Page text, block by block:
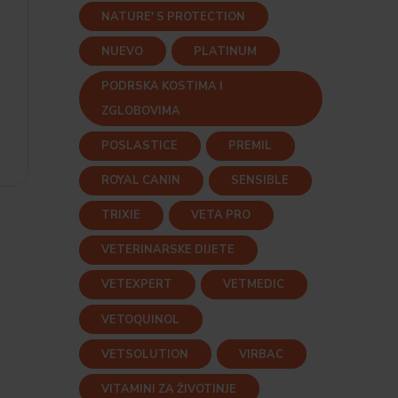
NATURE' S PROTECTION
NUEVO PLATINUM
PODRSKA KOSTIMA I
ZGLOBOVIMA
POSLASTICE PREMIL
ROYAL CANIN SENSIBLE
TRIXIE VETA PRO
VETERINARSKE DIJETE
VETEXPERT VETMEDIC
VETOQUINOL
VETSOLUTION VIRBAC
VITAMINI ZA ŽIVOTINJE